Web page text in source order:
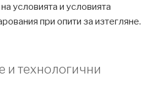
условията и условията
при опити за изтегляне.
и технологични